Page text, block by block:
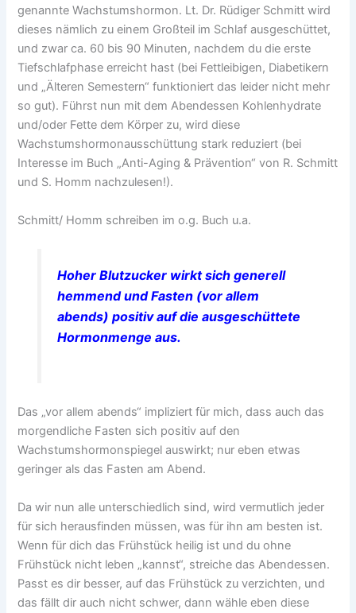
genannte Wachstumshormon. Lt. Dr. Rüdiger Schmitt wird
dieses nämlich zu einem Großteil im Schlaf ausgeschüttet,
und zwar ca. 60 bis 90 Minuten, nachdem du die erste
Tiefschlafphase erreicht hast (bei Fettleibigen, Diabetikern
und „Älteren Semestern“ funktioniert das leider nicht mehr
so gut). Führst nun mit dem Abendessen Kohlenhydrate
und/oder Fette dem Körper zu, wird diese
Wachstumshormonausschüttung stark reduziert (bei
Interesse im Buch „Anti-Aging & Prävention“ von R. Schmitt
und S. Homm nachzulesen!).
Schmitt/ Homm schreiben im o.g. Buch u.a.
Hoher Blutzucker wirkt sich generell
hemmend und Fasten (vor allem
abends) positiv auf die ausgeschüttete
Hormonmenge aus.
Das „vor allem abends“ impliziert für mich, dass auch das
morgendliche Fasten sich positiv auf den
Wachstumshormonspiegel auswirkt; nur eben etwas
geringer als das Fasten am Abend.
Da wir nun alle unterschiedlich sind, wird vermutlich jeder
für sich herausfinden müssen, was für ihn am besten ist.
Wenn für dich das Frühstück heilig ist und du ohne
Frühstück nicht leben „kannst“, streiche das Abendessen.
Passt es dir besser, auf das Frühstück zu verzichten, und
das fällt dir auch nicht schwer, dann wähle eben diese